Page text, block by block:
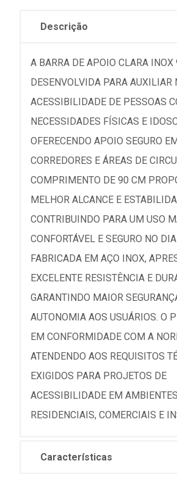
Descrição
A BARRA DE APOIO CLARA INOX
DESENVOLVIDA PARA AUXILIAR
ACESSIBILIDADE DE PESSOAS
NECESSIDADES FÍSICAS E
OFERECENDO APOIO SEGURO
CORREDORES E ÁREAS DE
COMPRIMENTO DE 90 CM
MELHOR ALCANCE E
CONTRIBUINDO PARA UM USO
CONFORTÁVEL E SEGURO NO
FABRICADA EM AÇO INOX,
EXCELENTE RESISTÊNCIA E
GARANTINDO MAIOR
AUTONOMIA AOS USUÁRIOS. O
EM CONFORMIDADE COM A
ATENDENDO AOS REQUISITOS
EXIGIDOS PARA PROJETOS DE
ACESSIBILIDADE EM AMBIENTES
RESIDENCIAIS, COMERCIAIS E
Características